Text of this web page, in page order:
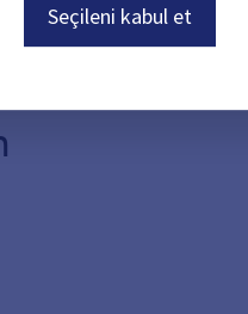
Seçileni kabul et